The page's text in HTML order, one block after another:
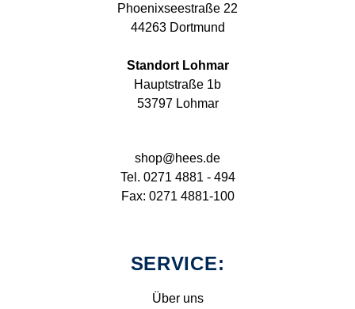
Phoenixseestraße 22
44263 Dortmund
Standort Lohmar
Hauptstraße 1b
53797 Lohmar
shop@hees.de
Tel. 0271 4881 - 494
Fax: 0271 4881-100
SERVICE:
Über uns